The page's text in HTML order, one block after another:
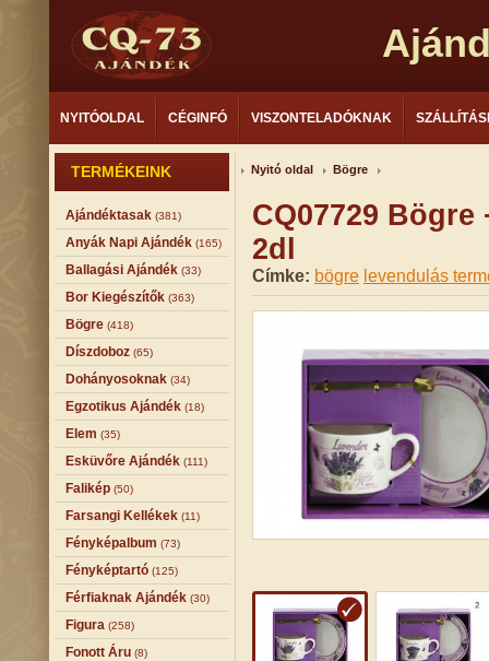
NYITÓOLDAL CÉGINFÓ VISZONTELADÓKNAK
TERMÉKEINK
Ajándéktasak (381)
Anyák Napi Ajándék (165)
Ballagási Ajándék (33)
Bor Kiegészítők (363)
Bögre (418)
Díszdoboz (65)
Dohányosoknak (34)
Egzotikus Ajándék (18)
Elem (35)
Esküvőre Ajándék (111)
Falikép (50)
Farsangi Kellékek (11)
Fényképalbum (73)
Fényképtartó (125)
Férfiaknak Ajándék (30)
Figura (258)
Fonott Áru (8)
Nyitó oldal Bögre
CQ07729
2dl
Címke: bögre levendulás